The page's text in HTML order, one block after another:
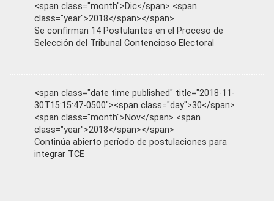
<span class="month">Dic</span> <span
class="year">2018</span></span>
Se confirman 14 Postulantes en el Proceso de
Selección del Tribunal Contencioso Electoral
<span class="date time published" title="2018-11-
30T15:15:47-0500"><span class="day">30</span>
<span class="month">Nov</span> <span
class="year">2018</span></span>
Continúa abierto período de postulaciones para
integrar TCE